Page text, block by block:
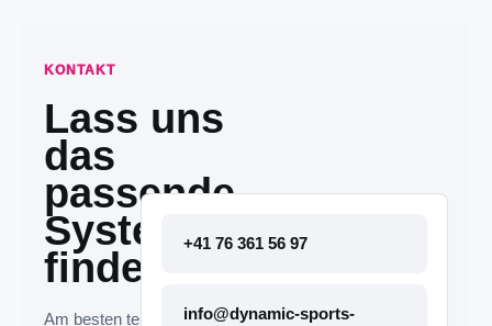
KONTAKT
Lass uns
das
passende
System
finden.
Am besten telefonisch
+41 76 361 56 97
info@dynamic-sports-